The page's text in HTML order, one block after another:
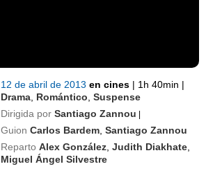
12 de abril de 2013en cines | 1h 40min |
Drama Romántico ,Suspense
Dirigida por Santiago Zannou |
Guion Carlos Bardem ,Santiago Zannou
Reparto Alex González ,Judith Diakhate
Miguel Ángel Silvestre